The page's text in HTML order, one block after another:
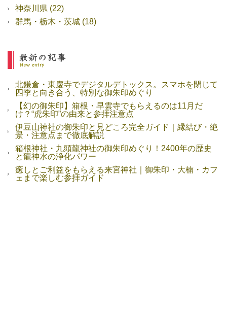
神奈川県 (22)
群馬・栃木・茨城 (18)
北鎌倉・東慶寺でデジタルデトックス。スマホを閉じて
四季と向き合う、特別な御朱印めぐり
【幻の御朱印】箱根・早雲寺でもらえるのは11月だ
け？“虎朱印”の由来と参拝注意点
伊豆山神社の御朱印と見どころ完全ガイド｜縁結び・絶
景・注意点まで徹底解説
箱根神社・九頭龍神社の御朱印めぐり！2400年の歴史
と龍神水の浄化パワー
癒しとご利益をもらえる来宮神社｜御朱印・大楠・カフ
ェまで楽しむ参拝ガイド